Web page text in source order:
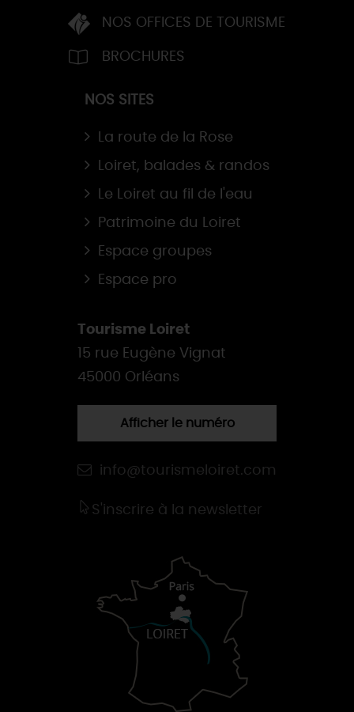
NOS OFFICES DE TOURISME
BROCHURES
NOS SITES
La route de la Rose
Loiret, balades & randos
Le Loiret au fil de l'eau
Patrimoine du Loiret
Espace groupes
Espace pro
Tourisme Loiret
15 rue Eugène Vignat
45000 Orléans
Afficher le numéro
info@tourismeloiret.com
S'inscrire à la newsletter